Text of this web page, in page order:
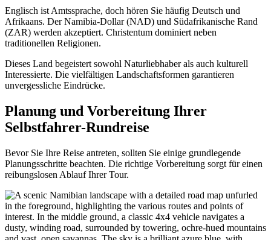
Englisch ist Amtssprache, doch hören Sie häufig Deutsch und
Afrikaans. Der Namibia-Dollar (NAD) und Südafrikanische Rand
(ZAR) werden akzeptiert. Christentum dominiert neben
traditionellen Religionen.
Dieses Land begeistert sowohl Naturliebhaber als auch kulturell
Interessierte. Die vielfältigen Landschaftsformen garantieren
unvergessliche Eindrücke.
Planung und Vorbereitung Ihrer
Selbstfahrer-Rundreise
Bevor Sie Ihre Reise antreten, sollten Sie einige grundlegende
Planungsschritte beachten. Die richtige Vorbereitung sorgt für einen
reibungslosen Ablauf Ihrer Tour.